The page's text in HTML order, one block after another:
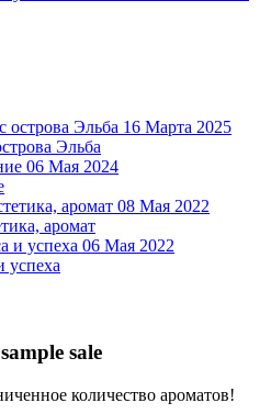
16 Марта 2025
Эльба
06 Мая 2024
08 Мая 2022
аромат
06 Мая 2022
успеха
sale
количество ароматов!